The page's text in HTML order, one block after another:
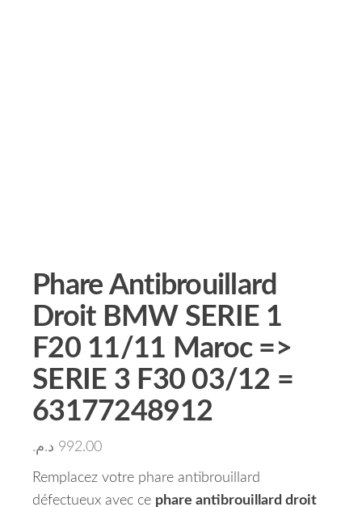
Phare Antibrouillard
Droit BMW SERIE 1
F20 11/11 Maroc =>
SERIE 3 F30 03/12 =
63177248912
992.00 د.م.
Remplacez votre phare antibrouillard
défectueux avec ce phare antibrouillard droit